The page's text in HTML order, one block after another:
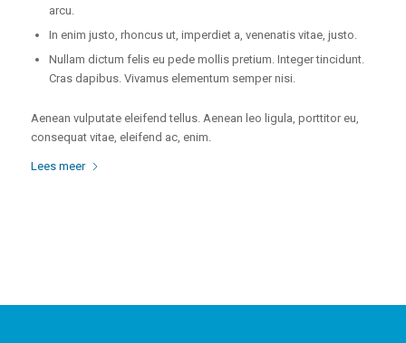
arcu.
In enim justo, rhoncus ut, imperdiet a, venenatis vitae, justo.
Nullam dictum felis eu pede mollis pretium. Integer tincidunt.
Cras dapibus. Vivamus elementum semper nisi.
Aenean vulputate eleifend tellus. Aenean leo ligula, porttitor eu,
consequat vitae, eleifend ac, enim.
Lees meer